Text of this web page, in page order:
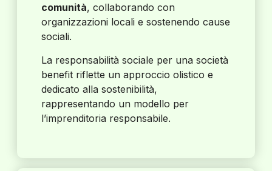
comunità, collaborando con
organizzazioni locali e sostenendo cause
sociali.
La responsabilità sociale per una società
benefit riflette un approccio olistico e
dedicato alla sostenibilità,
rappresentando un modello per
l’imprenditoria responsabile.